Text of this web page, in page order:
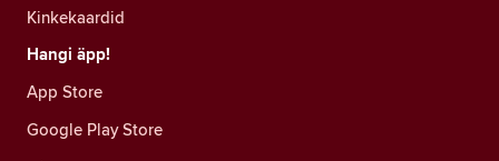
Kinkekaardid
Hangi äpp!
App Store
Google Play Store